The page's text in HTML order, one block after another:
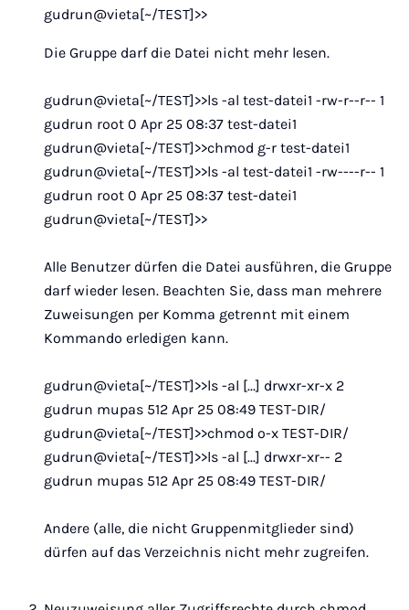
gudrun@vieta[~/TEST]>>
Die Gruppe darf die Datei nicht mehr lesen.
gudrun@vieta[~/TEST]>>ls -al test-datei1 -rw-r--r-- 1
gudrun root 0 Apr 25 08:37 test-datei1
gudrun@vieta[~/TEST]>>chmod g-r test-datei1
gudrun@vieta[~/TEST]>>ls -al test-datei1 -rw----r-- 1
gudrun root 0 Apr 25 08:37 test-datei1
gudrun@vieta[~/TEST]>>
Alle Benutzer dürfen die Datei ausführen, die Gruppe
darf wieder lesen. Beachten Sie, dass man mehrere
Zuweisungen per Komma getrennt mit einem
Kommando erledigen kann.
gudrun@vieta[~/TEST]>>ls -al [...] drwxr-xr-x 2
gudrun mupas 512 Apr 25 08:49 TEST-DIR/
gudrun@vieta[~/TEST]>>chmod o-x TEST-DIR/
gudrun@vieta[~/TEST]>>ls -al [...] drwxr-xr-- 2
gudrun mupas 512 Apr 25 08:49 TEST-DIR/
Andere (alle, die nicht Gruppenmitglieder sind)
dürfen auf das Verzeichnis nicht mehr zugreifen.